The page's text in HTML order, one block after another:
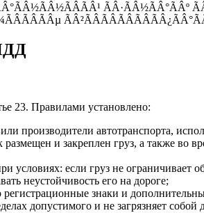
23. Правилами установлено:
производители автотранспорта,
и закреплен груз, а также во
условиях: если груз не ограничивает
неустойчивость его на дороге;
знаки и
допустимого и не загрязняет собой